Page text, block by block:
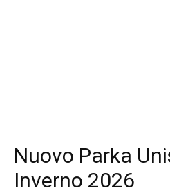
Nuovo Parka
Inverno 2026